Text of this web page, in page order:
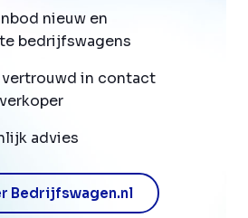
nieuw en
bedrijfswagens
vertrouwd in contact
advies
Bedrijfswagen.nl